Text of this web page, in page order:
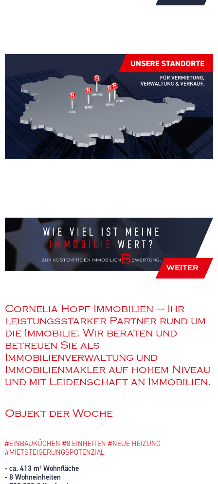
WEITER
Cornelia Hopf Immobilien – Ihr
leistungsstarker Partner rund um
die Immobilie. Wir beraten und
betreuen Sie als
Immobilienverwaltung und
Immobilienmakler auf hohem Niveau
und mit Leidenschaft an Immobilien.
Objekt der Woche
#EINBAUKÜCHEN #8 EINHEITEN #NEUE HEIZUNG
#MIETSTEIGERUNGSPOTENZIAL
- ca. 413 m² Wohnfläche
- 8 Wohneinheiten